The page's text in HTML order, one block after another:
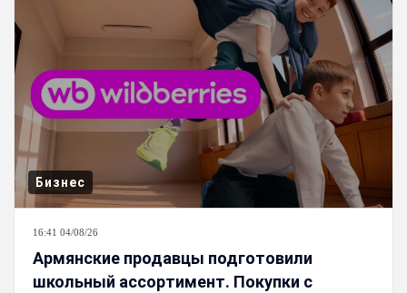
Бизнес
16:41 04/08/26
Армянские продавцы подготовили
школьный ассортимент. Покупки с